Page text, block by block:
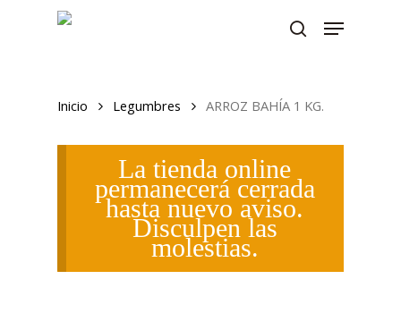
search
Menu
Inicio Legumbres ARROZ BAHÍA 1 KG.
La tienda online
permanecerá cerrada
hasta nuevo aviso.
Disculpen las
molestias.